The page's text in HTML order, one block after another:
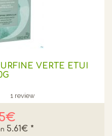
VERTE ETUI
1 review
5.61€ *